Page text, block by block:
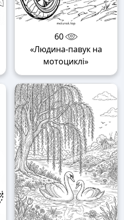
60
«Людина-павук на
мотоциклі»